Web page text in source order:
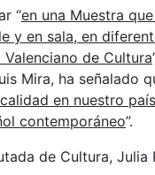
“en una Muestra
y en sala, en
de Cultura
Mira, ha señalado
en nuestro
contemporáneo”.
de Cultura, Julia